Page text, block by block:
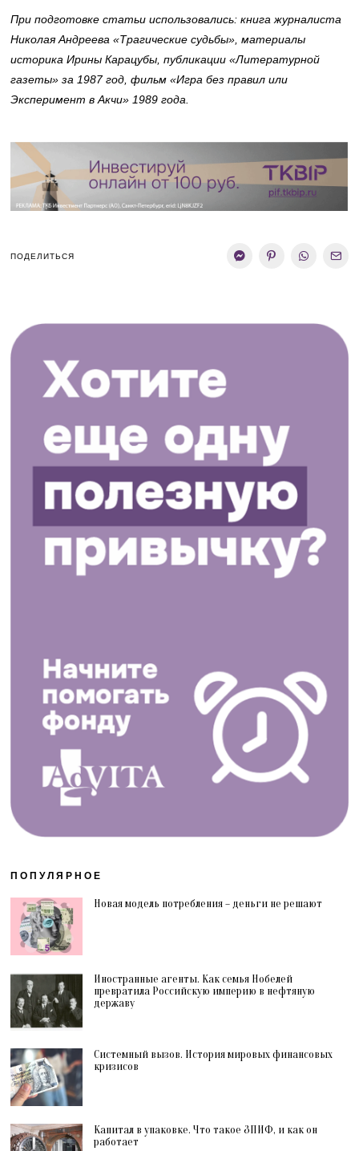
При подготовке статьи использовались: книга журналиста
Николая Андреева «Трагические судьбы», материалы
историка Ирины Карацубы, публикации «Литературной
газеты» за 1987 год, фильм «Игра без правил или
Эксперимент в Акчи» 1989 года.
ПОДЕЛИТЬСЯ
ПОПУЛЯРНОЕ
Новая модель потребления – деньги не решают
Иностранные агенты. Как семья Нобелей
превратила Российскую империю в нефтяную
державу
Системный вызов. История мировых финансовых
кризисов
Капитал в упаковке. Что такое ЗПИФ, и как он
работает